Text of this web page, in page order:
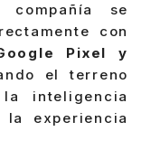
se
con
Pixel y
el terreno
inteligencia
experiencia